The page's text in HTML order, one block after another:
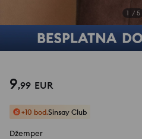
1 / 5
9,99 EUR
+10 bod.Sinsay Club
Džemper